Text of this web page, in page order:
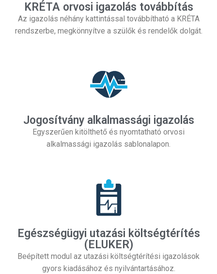
KRÉTA orvosi igazolás továbbítás
Az igazolás néhány kattintással továbbítható a KRÉTA
rendszerbe, megkönnyítve a szülők és rendelők dolgát.
Jogosítvány alkalmassági igazolás
Egyszerűen kitölthető és nyomtatható orvosi
alkalmassági igazolás sablonalapon.
Egészségügyi utazási költségtérítés
(ELUKER)
Beépített modul az utazási költségtérítési igazolások
gyors kiadásához és nyilvántartásához.